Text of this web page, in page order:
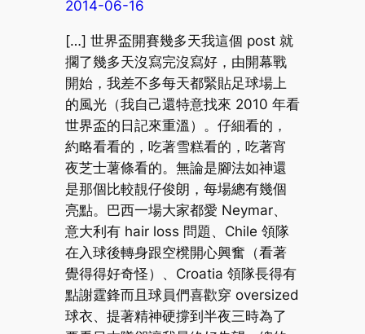
2014-06-16
[…] 世界盃開賽幾多天我這個 post 就
擱了幾多天沒寫完沒寫好，由開幕戰
開始，我差不多每天都緊貼足球場上
的風光（我自己還特意找來 2010 年看
世界盃的日記來重溫）。仔細看的，
約略看看的，吃著雪糕看的，吃著宵
夜芝士薯條看的。無論是腳法如神還
是那個比較靚仔俊朗，每場總有幾個
亮點。巴西一場大家都愛 Neymar、
意大利有 hair loss 問題、Chile 領隊
在入球後轉身跟空櫈開心興奮（看著
覺得得好奇怪）、Croatia 領隊長得有
點謝霆鋒而且球員們喜歡穿 oversized
球衣、提著精神硬撐到半夜三時為了